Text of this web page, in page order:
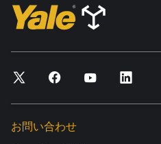
お問い合わせ